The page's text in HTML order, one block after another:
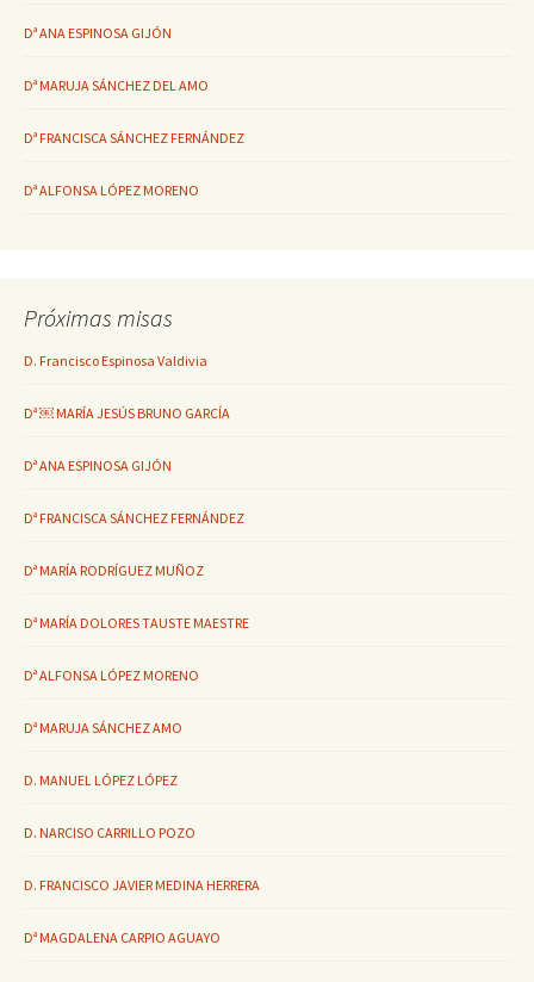
Dª ANA ESPINOSA GIJÓN
Dª MARUJA SÁNCHEZ DEL AMO
Dª FRANCISCA SÁNCHEZ FERNÁNDEZ
Dª ALFONSA LÓPEZ MORENO
Próximas misas
D. Francisco Espinosa Valdivia
Dª ￼ MARÍA JESÚS BRUNO GARCÍA
Dª ANA ESPINOSA GIJÓN
Dª FRANCISCA SÁNCHEZ FERNÁNDEZ
Dª MARÍA RODRÍGUEZ MUÑOZ
Dª MARÍA DOLORES TAUSTE MAESTRE
Dª ALFONSA LÓPEZ MORENO
Dª MARUJA SÁNCHEZ AMO
D. MANUEL LÓPEZ LÓPEZ
D. NARCISO CARRILLO POZO
D. FRANCISCO JAVIER MEDINA HERRERA
Dª MAGDALENA CARPIO AGUAYO